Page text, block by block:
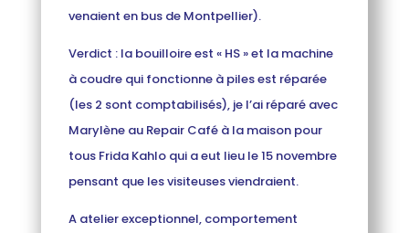
venaient en bus de Montpellier).
Verdict : la bouilloire est « HS » et la machine
à coudre qui fonctionne à piles est réparée
(les 2 sont comptabilisés), je l’ai réparé avec
Marylène au Repair Café à la maison pour
tous Frida Kahlo qui a eut lieu le 15 novembre
pensant que les visiteuses viendraient.
A atelier exceptionnel, comportement